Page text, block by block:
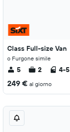
Class Full-size Van
o Furgone simile
5 2 4-5
249 € al giorno